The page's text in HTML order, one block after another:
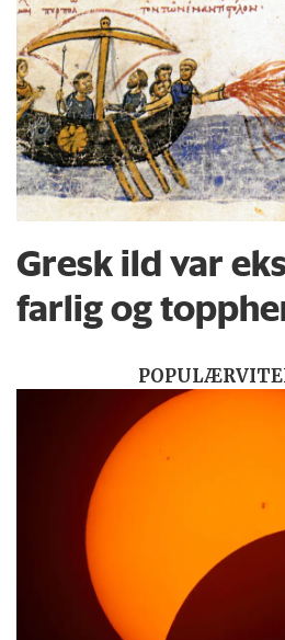
Gresk ild var
farlig og